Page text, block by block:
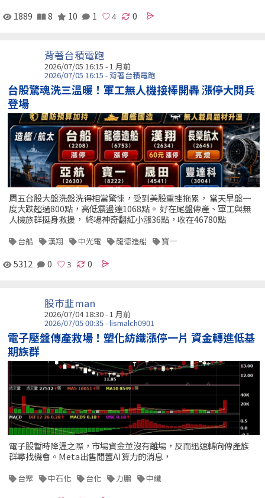
1889 8 10 1 0
背著台積電跑
2026/07/05 16:15 - 1 月前
2026/07/05 16:15 - 背著台積電跑
台股驚魂洗三溫暖！軍工無人機接棒開轟 漲停大閱兵
登場
周五台股大盤洗盤洗得相當驚悚，受到美股重挫拖累， 當天早盤一
度大跌超過800點，高低震盪達1068點。 好在尾盤傳產、軍工與無
人機族群挺身救援， 終場神奇翻紅小漲36點，收在46780點
台船 漢翔 中光電 龍德造船 寶一
5312 0 0
股市韭man
2026/07/04 18:30 - 1 月前
2026/07/05 00:35 - lismalch0901
電子壓盤傳產救場！塑化紡織漲停一片 資金轉進低基
期族群
電子股暫時降溫之際，市場資金並沒有離場，反而迅速轉向傳產族
群尋找機會。Meta出售閒置AI算力的消息，
台聚 中石化 台化 力鵬 中纖